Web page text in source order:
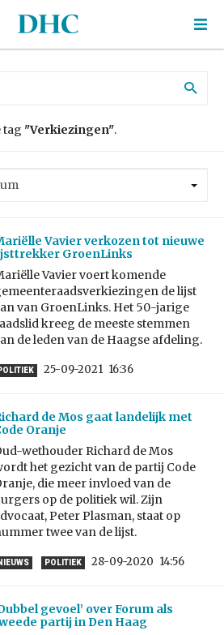
tag "Verkiezingen".
Vavier verkozen tot nieuwe
GroenLinks
Vavier voert komende
de lijst
van GroenLinks. Het 50-jarige
kreeg de meeste stemmen
de leden van de Haagse afdeling.
25-09-2021 16:36
de Mos gaat landelijk met
Oranje
wethouder Richard de Mos
het gezicht van de partij Code
die meer invloed van de
op de politiek wil. Zijn
Peter Plasman, staat op
twee van de lijst.
POLITIEK 28-09-2020 14:56
gevoel’ over Forum als
partij in Den Haag